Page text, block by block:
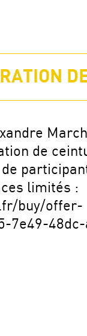
de
limités :
buy/offer-
7e49-